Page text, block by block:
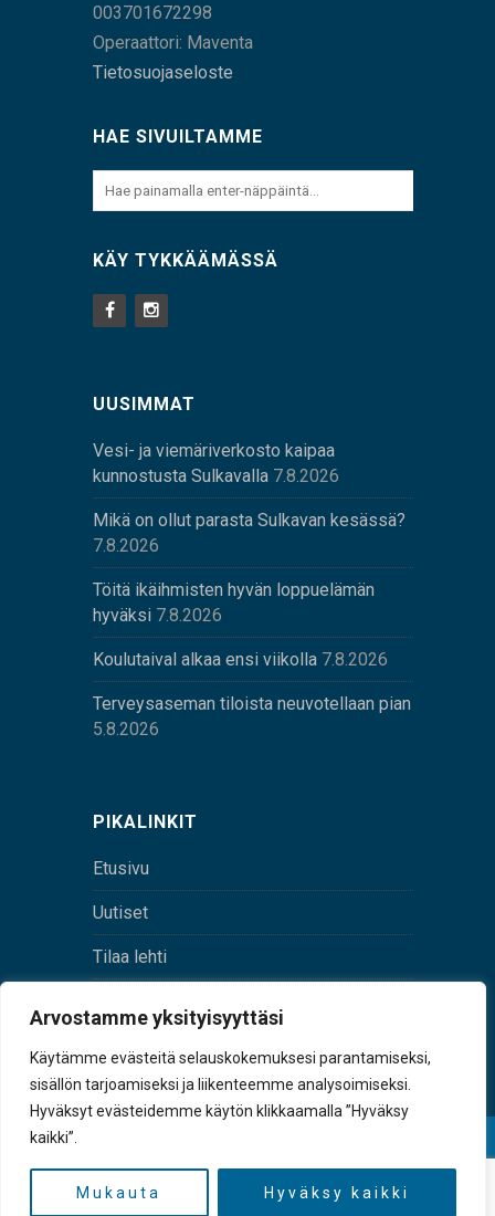
Arvostamme yksityisyyttäsi
Käytämme evästeitä selauskokemuksesi parantamiseksi,
sisällön tarjoamiseksi ja liikenteemme analysoimiseksi.
Hyväksyt evästeidemme käytön klikkaamalla ”Hyväksy
kaikki”.
Mukauta Hyväksy kaikki
003701672298
Operaattori: Maventa
Tietosuojaseloste
HAE SIVUILTAMME
KÄY TYKKÄÄMÄSSÄ
UUSIMMAT
Vesi- ja viemäriverkosto kaipaa
kunnostusta Sulkavalla 7.8.2026
Mikä on ollut parasta Sulkavan kesässä?
7.8.2026
Töitä ikäihmisten hyvän loppuelämän
hyväksi 7.8.2026
Koulutaival alkaa ensi viikolla 7.8.2026
Terveysaseman tiloista neuvotellaan pian
5.8.2026
PIKALINKIT
Etusivu
Uutiset
Tilaa lehti
tunnus 0167229-8